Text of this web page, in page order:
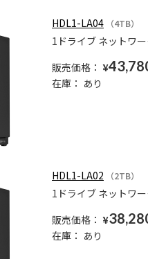
HDL1-LA04 （4TB）
1ドライブ ネットワ
販売価格： ¥
在庫： あり
HDL1-LA02 （2TB）
1ドライブ ネットワ
販売価格： ¥
在庫： あり